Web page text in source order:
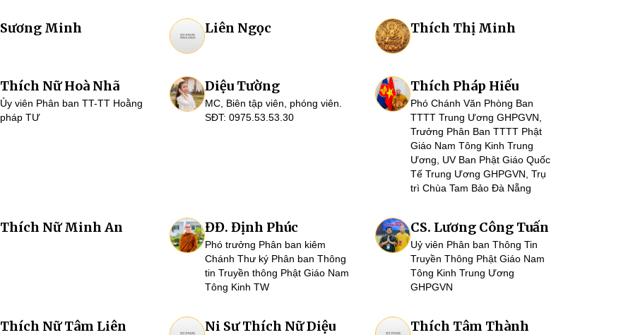
Sương Minh Liên Ngọc Thích Thị Minh
Thích Nữ Hoà Nhã
Ủy viên Phân ban TT-TT Hoằng
pháp TƯ
Diệu Tường
MC, Biên tập viên, phóng viên.
SĐT: 0975.53.53.30
Thích Pháp Hiếu
Phó Chánh Văn Phòng Ban
TTTT Trung Ương GHPGVN,
Trưởng Phân Ban TTTT Phật
Giáo Nam Tông Kinh Trung
Ương, UV Ban Phật Giáo Quốc
Tế Trung Ương GHPGVN, Trụ
trì Chùa Tam Bảo Đà Nẵng
Thích Nữ Minh An ĐĐ. Định Phúc
Phó trưởng Phân ban kiêm
Chánh Thư ký Phân ban Thông
tin Truyền thông Phật Giáo Nam
Tông Kinh TW
CS. Lương Công Tuấn
Uỷ viên Phân ban Thông Tin
Truyền Thông Phật Giáo Nam
Tông Kinh Trung Ương
GHPGVN
Thích Nữ Tâm Liên
Ni Sư Thích Nữ Diệu
Thích Tâm Thành